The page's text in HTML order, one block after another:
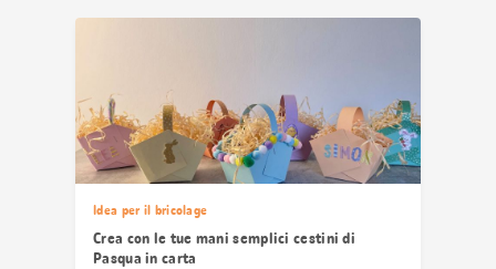
Idea per il bricolage
Crea con le tue mani semplici cestini di
Pasqua in carta